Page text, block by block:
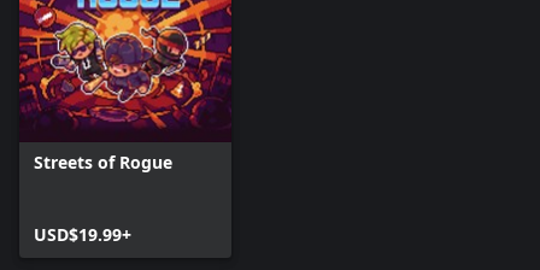
Streets of Rogue
USD$19.99+